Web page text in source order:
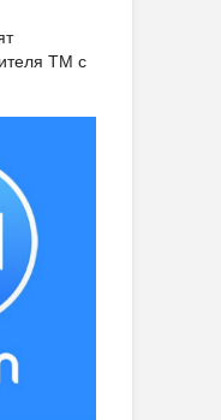
ТМ с